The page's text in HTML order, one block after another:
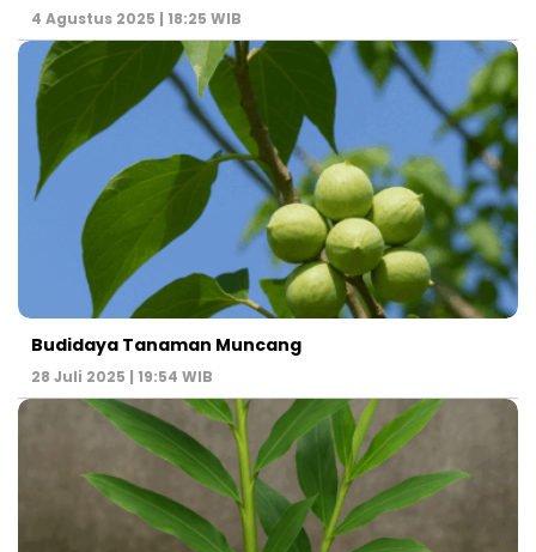
4 Agustus 2025 | 18:25 WIB
Budidaya Tanaman Muncang
28 Juli 2025 | 19:54 WIB